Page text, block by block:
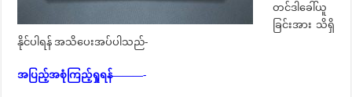
တင်ဒါခေါ်ယူ
ခြင်းအား သိရှိ
နိုင်ပါရန် အသိပေးအပ်ပါသည်-
အပြည့်အစုံကြည့်ရှုရန်———-